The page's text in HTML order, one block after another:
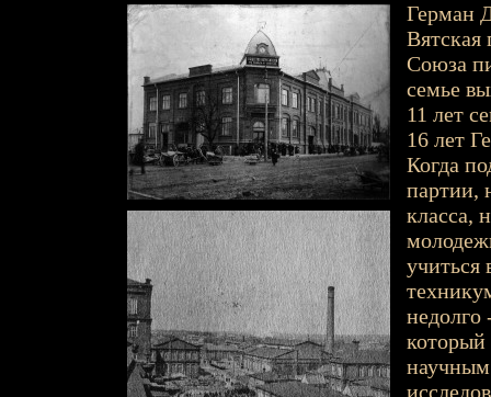
Герман
Вятская
Союза
семье
11 лет
16 лет
Когда
партии,
класса,
недолго
который